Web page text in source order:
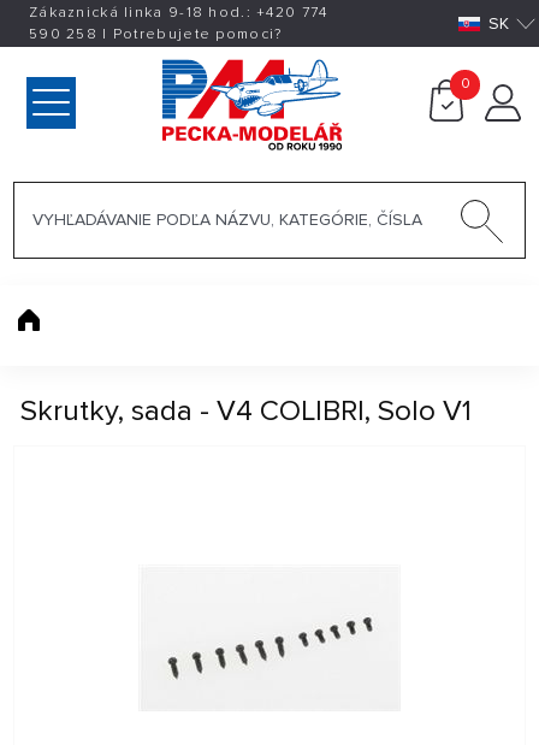
Zákaznická linka 9-18 hod.:+420 774
590 258 | Potrebujete pomoci? SK
0
Skrutky, sada - V4 COLIBRI, Solo V1